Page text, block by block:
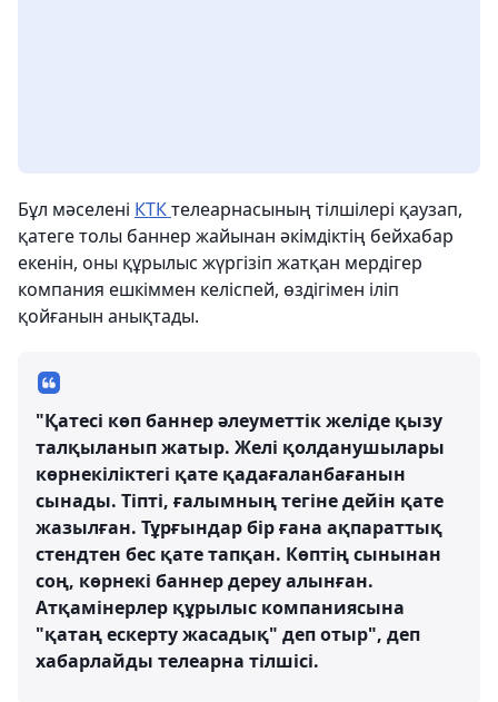
Бұл мәселені КТКтелеарнасының тілшілері қаузап,
қатеге толы баннер жайынан әкімдіктің бейхабар
екенін, оны құрылыс жүргізіп жатқан мердігер
компания ешкіммен келіспей, өздігімен іліп
қойғанын анықтады.
"Қатесі көп баннер әлеуметтік желіде қызу
талқыланып жатыр. Желі қолданушылары
көрнекіліктегі қате қадағаланбағанын
сынады. Тіпті, ғалымның тегіне дейін қате
жазылған. Тұрғындар бір ғана ақпараттық
стендтен бес қате тапқан. Көптің сынынан
соң, көрнекі баннер дереу алынған.
Атқамінерлер құрылыс компаниясына
"қатаң ескерту жасадық" деп отыр", деп
хабарлайды телеарна тілшісі.